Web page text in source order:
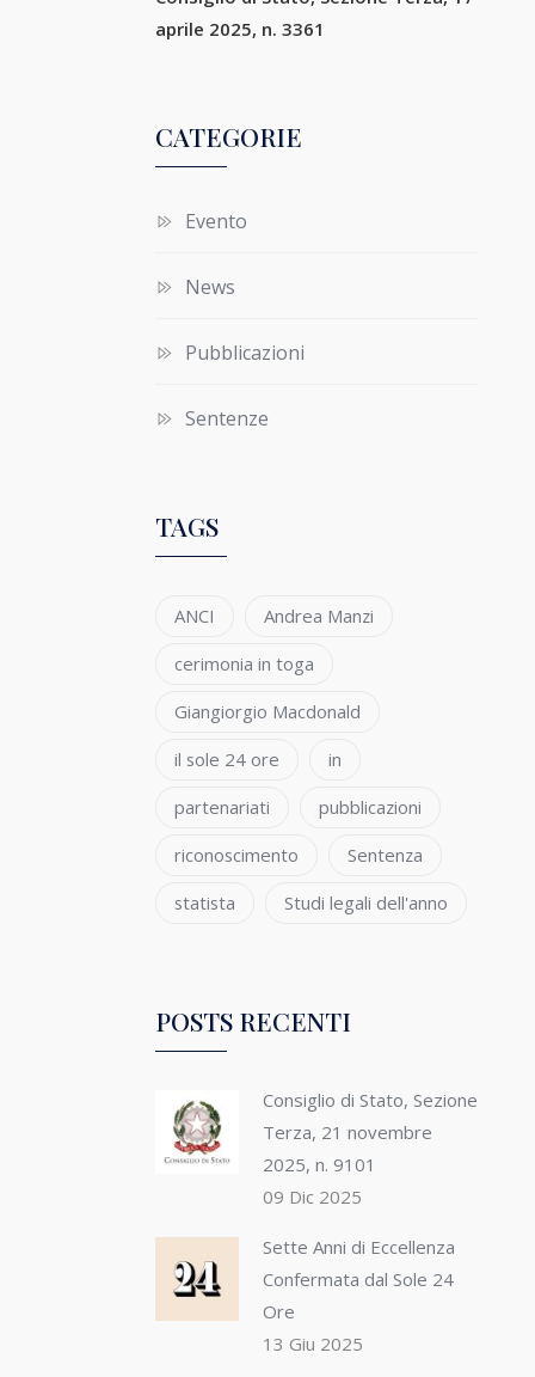
aprile 2025, n. 3361
CATEGORIE
Evento
News
Pubblicazioni
Sentenze
TAGS
ANCI
Andrea Manzi
cerimonia in toga
Giangiorgio Macdonald
il sole 24 ore
in
partenariati
pubblicazioni
riconoscimento
Sentenza
statista
Studi legali dell'anno
POSTS RECENTI
Consiglio di Stato, Sezione
Terza, 21 novembre
2025, n. 9101
09 Dic 2025
Sette Anni di Eccellenza
Confermata dal Sole 24
Ore
13 Giu 2025